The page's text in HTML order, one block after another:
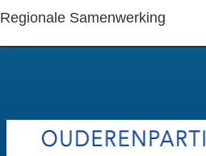
Regionale Samenwerking